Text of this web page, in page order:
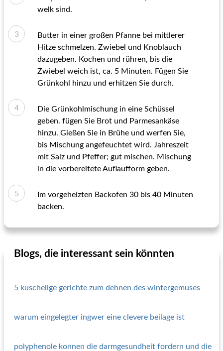
welk sind.
Butter in einer großen Pfanne bei mittlerer
Hitze schmelzen. Zwiebel und Knoblauch
dazugeben. Kochen und rühren, bis die
Zwiebel weich ist, ca. 5 Minuten. Fügen Sie
Grünkohl hinzu und erhitzen Sie durch.
Die Grünkohlmischung in eine Schüssel
geben. fügen Sie Brot und Parmesankäse
hinzu. Gießen Sie in Brühe und werfen Sie,
bis Mischung angefeuchtet wird. Jahreszeit
mit Salz und Pfeffer; gut mischen. Mischung
in die vorbereitete Auflaufform geben.
Im vorgeheizten Backofen 30 bis 40 Minuten
backen.
Blogs, die interessant sein könnten
5 kuschelige gerichte zum dehnen des wintergemuses
warum eingelegter ingwer eine clevere beilage ist
polyphenole konnen die darmgesundheit fordern und die